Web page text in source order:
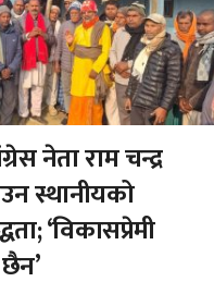
नेता राम चन्द्र
स्थानीयको
‘विकासप्रेमी